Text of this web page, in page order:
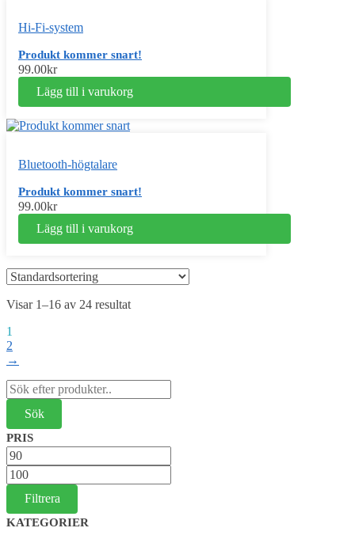
Hi-Fi-system
Produkt kommer snart!
99.00kr
Lägg till i varukorg
Bluetooth-högtalare
Produkt kommer snart!
99.00kr
Lägg till i varukorg
Visar 1–16 av 24 resultat
1
2
→
Sök
efter:
PRIS
Min
pris
Max
pris
Filtrera
KATEGORIER